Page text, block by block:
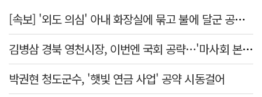
[속보] '외도 의심' 아내 화장실에 묶고 불에 달군 공구로 고문…남편 검거
김병삼 경북 영천시장, 이번엔 국회 공략…'마사회 본사 이전·광역교통망 확충' 요청
박권현 청도군수, '햇빛 연금 사업' 공약 시동걸어